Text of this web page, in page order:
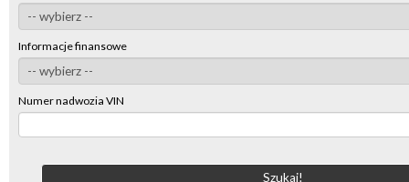
Informacje finansowe
Numer nadwozia VIN